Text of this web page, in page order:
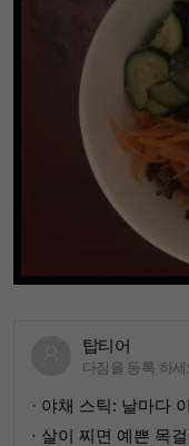
탑티어
다짐을 등록 하세
· 야채 스틱: 날마다
· 살이 찌면 예쁜 목